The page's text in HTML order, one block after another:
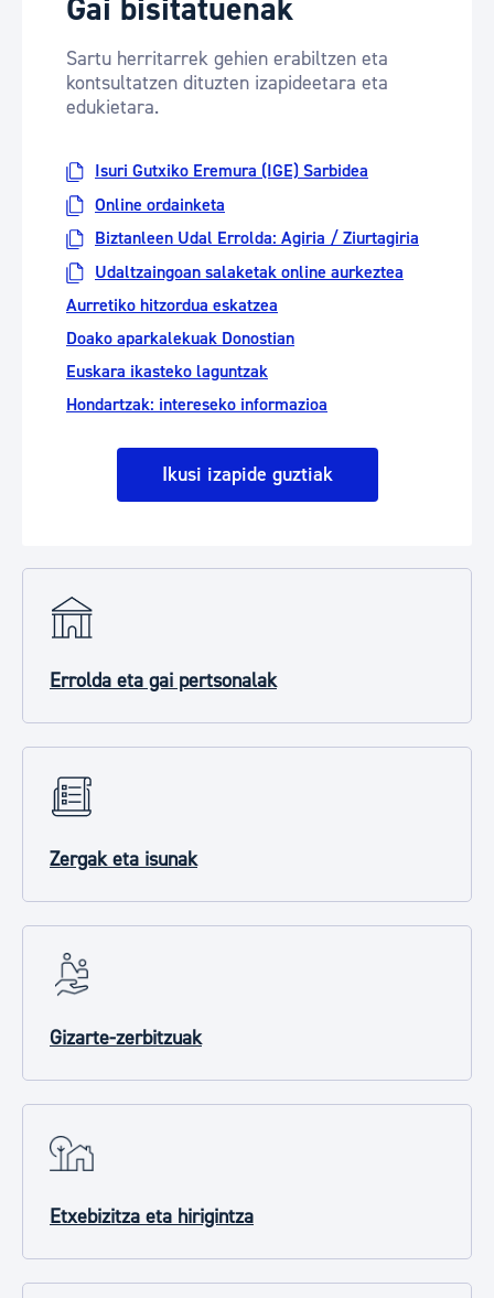
Gai bisitatuenak
Sartu herritarrek gehien erabiltzen eta
kontsultatzen dituzten izapideetara eta
edukietara.
Isuri Gutxiko Eremura (IGE) Sarbidea
Online ordainketa
Biztanleen Udal Errolda: Agiria / Ziurtagiria
Udaltzaingoan salaketak online aurkeztea
Aurretiko hitzordua eskatzea
Doako aparkalekuak Donostian
Euskara ikasteko laguntzak
Hondartzak: intereseko informazioa
Ikusi izapide guztiak
Errolda eta gai pertsonalak
Zergak eta isunak
Gizarte-zerbitzuak
Etxebizitza eta hirigintza